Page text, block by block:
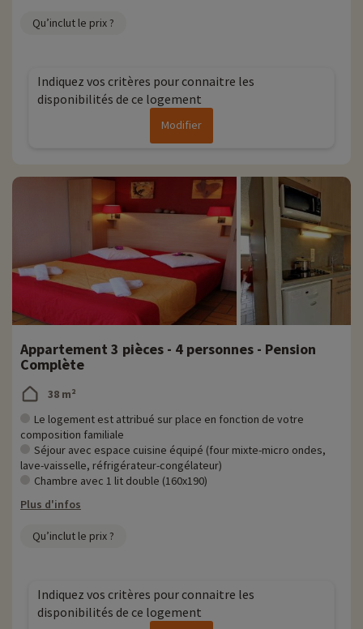
Qu’inclut le prix ?
Indiquez vos critères pour connaitre les
disponibilités de ce logement
Modifier
Appartement 3 pièces - 4 personnes - Pension
Complète
38 m²
Le logement est attribué sur place en fonction de votre
composition familiale
Séjour avec espace cuisine équipé (four mixte-micro ondes,
lave-vaisselle, réfrigérateur-congélateur)
Chambre avec 1 lit double (160x190)
Plus d'infos
Qu’inclut le prix ?
Indiquez vos critères pour connaitre les
disponibilités de ce logement